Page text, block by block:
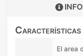
Características
El area